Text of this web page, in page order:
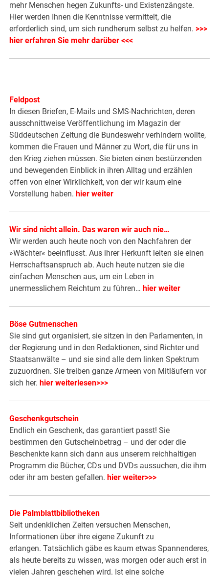
mehr Menschen hegen Zukunfts- und Existenzängste.
Hier werden Ihnen die Kenntnisse vermittelt, die
erforderlich sind, um sich rundherum selbst zu helfen. >>>
hier erfahren Sie mehr darüber <<<
Feldpost
In diesen Briefen, E-Mails und SMS-Nachrichten, deren
ausschnittweise Veröffentlichung im Magazin der
Süddeutschen Zeitung die Bundeswehr verhindern wollte,
kommen die Frauen und Männer zu Wort, die für uns in
den Krieg ziehen müssen. Sie bieten einen bestürzenden
und bewegenden Einblick in ihren Alltag und erzählen
offen von einer Wirklichkeit, von der wir kaum eine
Vorstellung haben. hier weiter
Wir sind nicht allein. Das waren wir auch nie…
Wir werden auch heute noch von den Nachfahren der
»Wächter« beeinflusst. Aus ihrer Herkunft leiten sie einen
Herrschaftsanspruch ab. Auch heute nutzen sie die
einfachen Menschen aus, um ein Leben in
unermesslichem Reichtum zu führen… hier weiter
Böse Gutmenschen
Sie sind gut organisiert, sie sitzen in den Parlamenten, in
der Regierung und in den Redaktionen, sind Richter und
Staatsanwälte – und sie sind alle dem linken Spektrum
zuzuordnen. Sie treiben ganze Armeen von Mitläufern vor
sich her. hier weiterlesen>>>
Geschenkgutschein
Endlich ein Geschenk, das garantiert passt! Sie
bestimmen den Gutscheinbetrag – und der oder die
Beschenkte kann sich dann aus unserem reichhaltigen
Programm die Bücher, CDs und DVDs aussuchen, die ihm
oder ihr am besten gefallen. hier weiter>>>
Die Palmblattbibliotheken
Seit undenklichen Zeiten versuchen Menschen,
Informationen über ihre eigene Zukunft zu
erlangen. Tatsächlich gäbe es kaum etwas Spannenderes,
als heute bereits zu wissen, was morgen oder auch erst in
vielen Jahren geschehen wird. Ist eine solche